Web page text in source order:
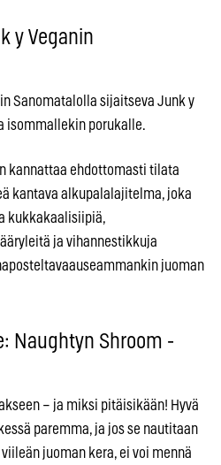
y Veganin
Sanomatalolla sijaitseva Junk y
isommallekin porukalle.
kannattaa ehdottomasti tilata
kantava alkupalalajitelma, joka
kukkakaalisiipiä,
ja vihannestikkuja
juoman
Naughtyn Shroom -
– ja miksi pitäisikään! Hyvä
paremma, ja jos se nautitaan
juoman kera, ei voi mennä